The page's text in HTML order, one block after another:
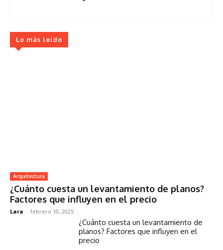
Lo más leído
Arquitectura
¿Cuánto cuesta un levantamiento de planos?
Factores que influyen en el precio
Lara - febrero 10, 2025
¿Cuánto cuesta un levantamiento de
planos? Factores que influyen en el
precio